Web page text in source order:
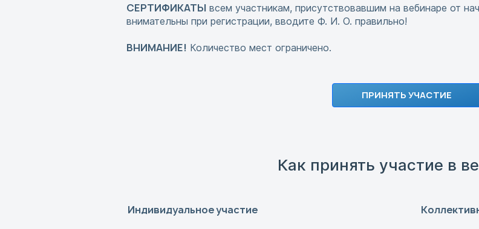
СЕРТИФИКАТЫ всем участникам, присутствовавшим на вебинаре от
внимательны при регистрации, вводите Ф. И. О. правильно!
ВНИМАНИЕ! Количество мест ограничено.
ПРИНЯТЬ УЧАСТИЕ
Как принять участие в
Индивидуальное участие